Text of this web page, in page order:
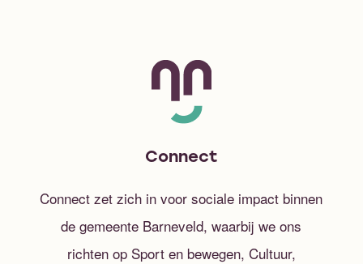
Connect
Connect zet zich in voor sociale impact binnen
de gemeente Barneveld, waarbij we ons
richten op Sport en bewegen, Cultuur,